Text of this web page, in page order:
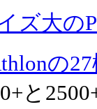
ズ大の
の
と